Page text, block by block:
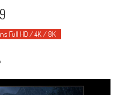
Full HD / 4K / 8K